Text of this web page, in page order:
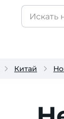
Китай